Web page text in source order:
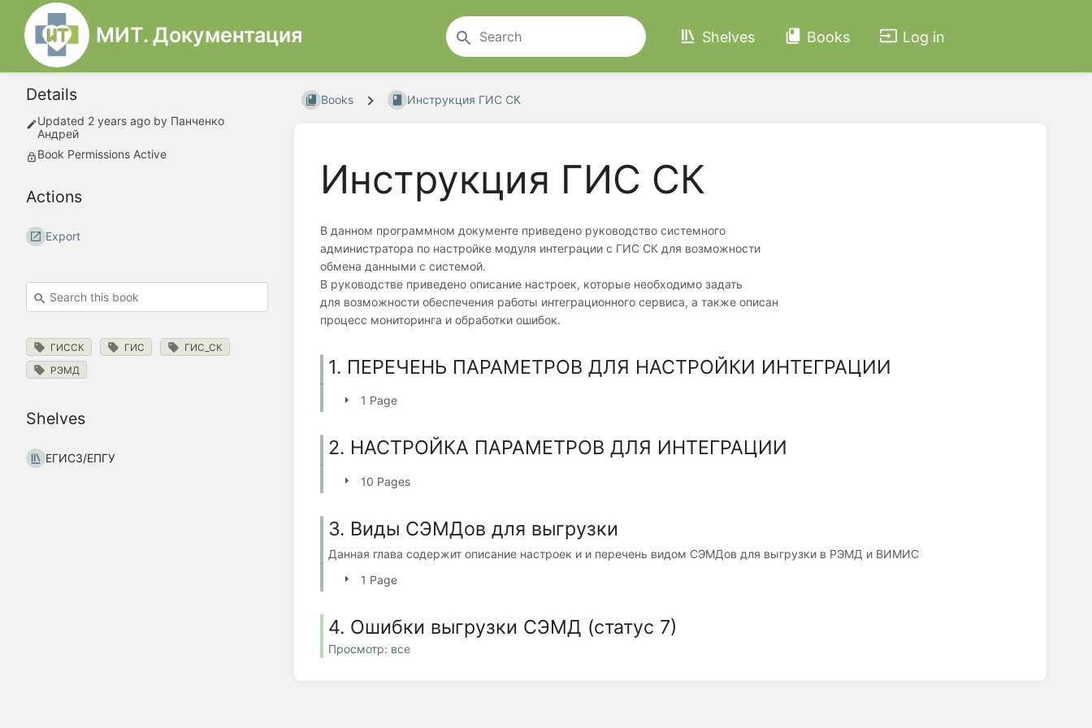
МИТ. Документация Shelves Books Log in
Details
Updated 2 years ago by Панченко
Андрей
Book Permissions Active
Actions
Export
ГИССК ГИС
ГИС_СК
РЭМД
Shelves
ЕГИСЗ/ЕПГУ
Books Инструкция ГИС СК
Инструкция ГИС СК
В данном программном документе приведено руководство системного
администратора по настройке модуля интеграции с ГИС СК для возможности
обмена данными с системой.
В руководстве приведено описание настроек, которые необходимо задать
для возможности обеспечения работы интеграционного сервиса, а также описан
процесс мониторинга и обработки ошибок.
1. ПЕРЕЧЕНЬ ПАРАМЕТРОВ ДЛЯ НАСТРОЙКИ ИНТЕГРАЦИИ
1 Page
2. НАСТРОЙКА ПАРАМЕТРОВ ДЛЯ ИНТЕГРАЦИИ
10 Pages
3. Виды СЭМДов для выгрузки
Данная глава содержит описание настроек и и перечень видом СЭМДов для выгрузки в РЭМД и ВИМИС
1 Page
4. Ошибки выгрузки СЭМД (статус 7)
Просмотр: все